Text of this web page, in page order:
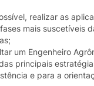
realizar as
mais suscetíveis
um Engenheiro
principais
e para a